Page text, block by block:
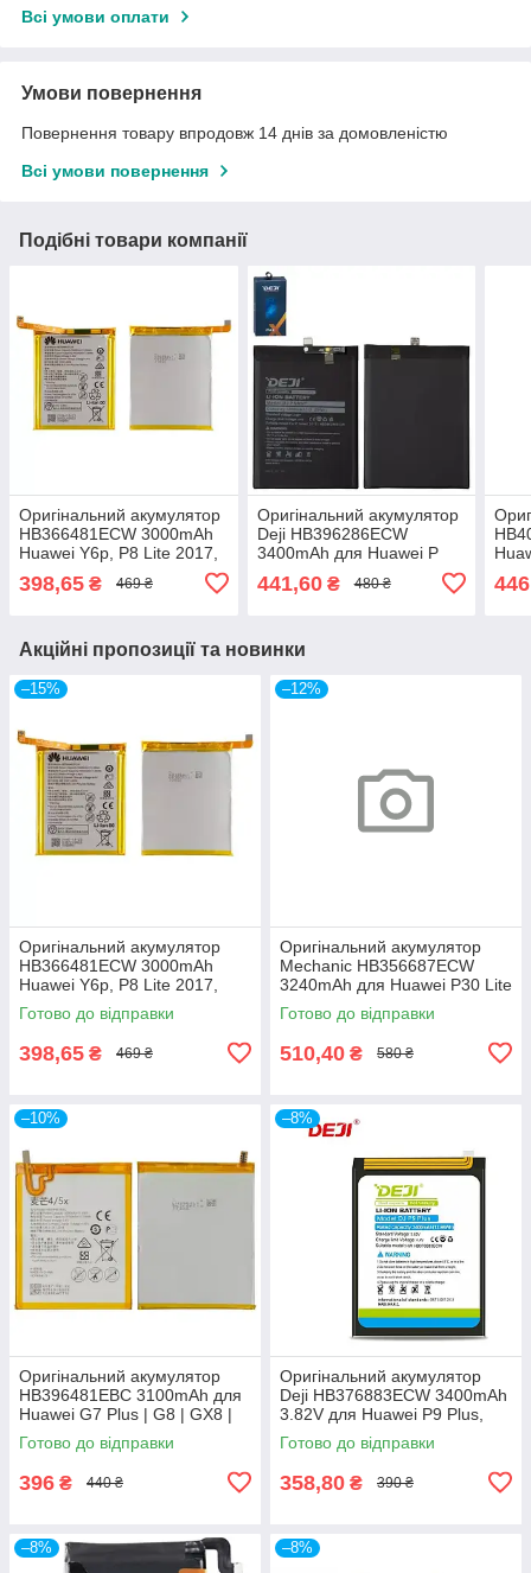
Всі умови оплати
Умови повернення
Повернення товару впродовж 14 днів за домовленістю
Всі умови повернення
Подібні товари компанії
Оригінальний акумулятор
HB366481ECW 3000mAh
Huawei Y6p, P8 Lite 2017,
2018, Y7p 2020
398,65 ₴ 469 ₴
Оригінальний акумулятор
Deji HB396286ECW
3400mAh для Huawei P
L29C, Honor 20i HRY-
441,60₴ 480 ₴
8A
Акційні пропозиції та новинки
–15%
Оригінальний акумулятор
HB366481ECW 3000mAh
Huawei Y6p, P8 Lite 2017,
P10 Lite, P20 Lite, Y7 2018,
Y7p 2020
Готово до відправки
398,65 ₴ 469 ₴
–12%
Оригінальний акумулятор
Mechanic HB356687ECW
3240mAh для Huawei P30 Lite
MAR-LX1A, P Smart+ 2018
INE-LX1, Honor 7X, Nova 2+
Готово до відправки
510,40 ₴ 580 ₴
–10%
Оригінальний акумулятор
HB396481EBC 3100mAh для
Huawei G7 Plus | G8 | GX8 |
Honor 5X | Honor X5 | Honor
GR5
Готово до відправки
396 ₴ 440 ₴
–8%
Оригінальний акумулятор
Deji HB376883ECW 3400mAh
3.82V для Huawei P9 Plus,
VIE-L09, VIE-L29
Готово до відправки
358,80 ₴ 390 ₴
–8% –8%